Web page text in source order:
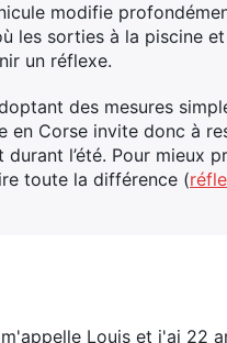
modifie
les sorties à la piscine
un réflexe.
des mesures
en Corse invite donc à
l’été. Pour mieux
toute la différence (
Louis et j'ai 22